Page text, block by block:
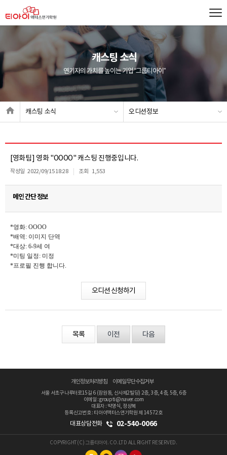
캐스팅 소식
연기자의 가치를 높이는 기업 “그룹티아이”
캐스팅 소식 오디션정보
[영화팀] 영화 "OOOO" 캐스팅 진행중입니다.
작성일 2022/09/15 18:28 조회 1,553
메인 간단 정보
*영화: OOOO
*배역: 이미지 단역
*대상: 6-9세 여
*미팅 일정: 미정
*프로필 진행 합니다.
오디션 신청하기
목록 이전 다음
개인정보처리방침 이메일무단수집거부
서울 서초구 나루터로15길 6 (잠원동, 신사제2빌딩) 2층, 3층, 4층, 5층, 6층
이메일 : groupti@naver.com
대표자 : 박영식, 정상복
등록신고번호 : 티아이액터스연기학원 제 14572호
대표상담전화 02-540-0066
COPYRIGHT(C) 그룹티아이. CO.LTD ALL RIGHT RESERVED.